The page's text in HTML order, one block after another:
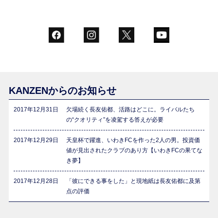
KANZENからのお知らせ
2017年12月31日
欠場続く長友佑都、活路はどこに。ライバルたち
の“クオリティ”を凌駕する答えが必要
2017年12月29日
天皇杯で躍進、いわきFCを作った2人の男。投資価
値が見出されたクラブのあり方【いわきFCの果てな
き夢】
2017年12月28日
「彼にできる事をした」と現地紙は長友佑都に及第
点の評価